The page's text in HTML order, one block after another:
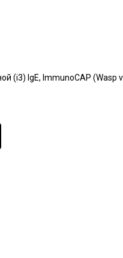
(i3) IgE, ImmunoCAP (Wasp